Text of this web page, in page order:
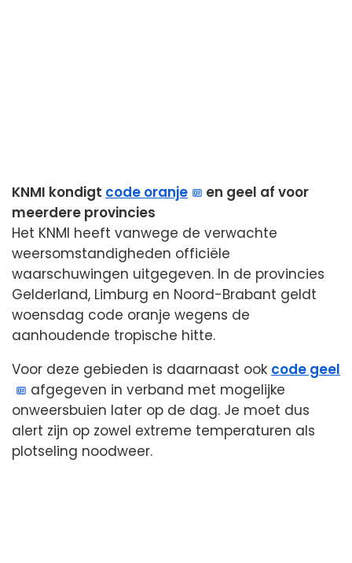
KNMI kondigt code oranje
en geel af voor
meerdere provincies
Het KNMI heeft vanwege de verwachte
weersomstandigheden officiële
waarschuwingen uitgegeven. In de provincies
Gelderland, Limburg en Noord-Brabant geldt
woensdag code oranje wegens de
aanhoudende tropische hitte.
Voor deze gebieden is daarnaast ook code geel
afgegeven in verband met mogelijke
onweersbuien later op de dag. Je moet dus
alert zijn op zowel extreme temperaturen als
plotseling noodweer.